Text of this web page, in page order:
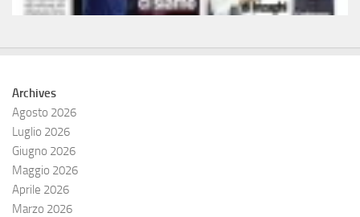
Archives
Agosto 2026
Luglio 2026
Giugno 2026
Maggio 2026
Aprile 2026
Marzo 2026